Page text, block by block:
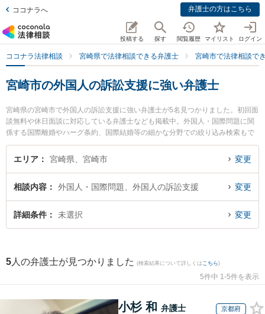
ココナラへ 弁護士の方はこちら
投稿する 探す 閲覧履歴 マイリスト ログイン
ココナラ法律相談 宮崎県で法律相談できる弁護士 宮崎市で法律相談で
宮崎市の外国人の訴訟支援に強い弁護士
宮崎県の宮崎市で外国人の訴訟支援に強い弁護士が5名見つかりました。初回面
談無料や休日面談に対応している弁護士なども掲載中。外国人・国際問題に関
係する国際離婚やハーグ条約、国際結婚等の細かな分野での絞り込み検索もで
き便利です。特にAXIS法律事務所の内山 悠太郎弁護士や宮崎東洋法律事務所の
西迫 広夢弁護士、五島法律事務所の五島 自由弁護士のプロフィール情報や弁護
のトラブル解決の実績豊富な近くの弁護士を検索したい』『初回相談無料で外
国人の訴訟支援を法律相談できる宮崎市内の弁護士に相談予約したい』などで
お困りの相談者さんにおすすめです。
エリア 宮崎県、宮崎市 変更
相談内容 外国人・国際問題、外国人の訴訟支援 変更
詳細条件 未選択 変更
5 人の弁護士が見つかりました (検索結果について詳しくは こちら)
5件中 1-5件を表示
小杉 和 弁護士 京都府